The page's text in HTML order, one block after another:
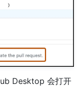
Desktop 会打开